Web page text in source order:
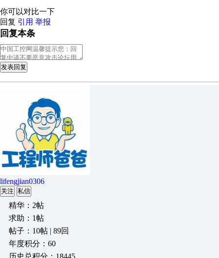
你可以对比一下
回复 引用 举报
回复本条
发表回复
lifengjian0306
关注 私信
精华：2帖
求助：1帖
帖子：10帖 | 89回
年度积分：60
历史总积分：18445